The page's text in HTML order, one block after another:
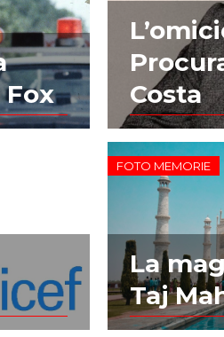
Fox
Costa
FOTO MEMORIE
La
Taj